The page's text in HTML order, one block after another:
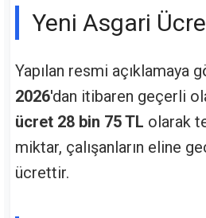
Yeni Asgari
Yapılan resmi açıklamaya
2026'dan itibaren geçerli
ücret 28 bin 75 TL olarak
miktar, çalışanların eline
ücrettir.